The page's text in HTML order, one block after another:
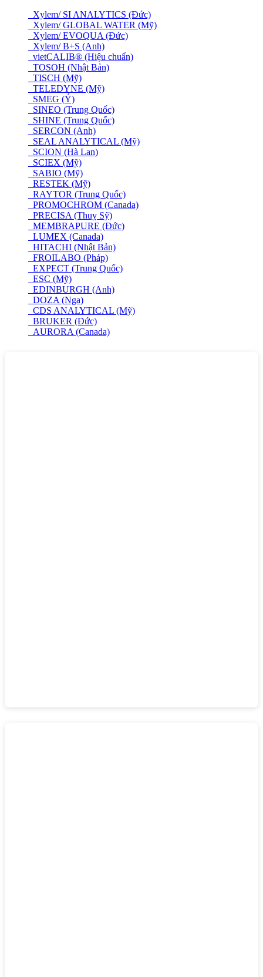
Xylem/ SI ANALYTICS (Đức)
Xylem/ GLOBAL WATER (Mỹ)
Xylem/ EVOQUA (Đức)
Xylem/ B+S (Anh)
vietCALIB® (Hiệu chuẩn)
TOSOH (Nhật Bản)
TISCH (Mỹ)
TELEDYNE (Mỹ)
SMEG (Ý)
SINEO (Trung Quốc)
SHINE (Trung Quốc)
SERCON (Anh)
SEAL ANALYTICAL (Mỹ)
SCION (Hà Lan)
SCIEX (Mỹ)
SABIO (Mỹ)
RESTEK (Mỹ)
RAYTOR (Trung Quốc)
PROMOCHROM (Canada)
PRECISA (Thuỵ Sỹ)
MEMBRAPURE (Đức)
LUMEX (Canada)
HITACHI (Nhật Bản)
FROILABO (Pháp)
EXPECT (Trung Quốc)
ESC (Mỹ)
EDINBURGH (Anh)
DOZA (Nga)
CDS ANALYTICAL (Mỹ)
BRUKER (Đức)
AURORA (Canada)